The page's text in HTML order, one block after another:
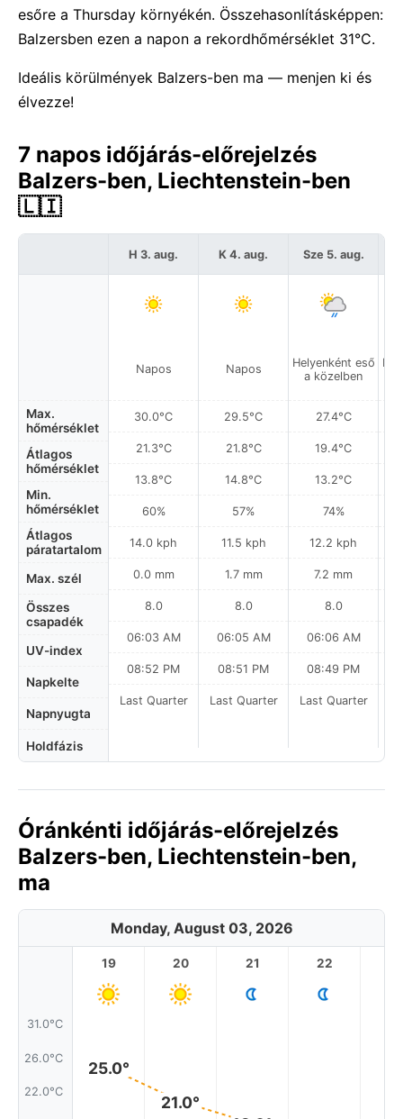
esőre a Thursday környékén. Összehasonlításképpen:
Balzersben ezen a napon a rekordhőmérséklet 31°C.
Ideális körülmények Balzers-ben ma — menjen ki és
élvezze!
7 napos időjárás-előrejelzés
Balzers-ben, Liechtenstein-ben
🇱🇮
Max.
hőmérséklet
Átlagos
hőmérséklet
Min.
hőmérséklet
Átlagos
páratartalom
Max. szél
Összes
csapadék
UV-index
Napkelte
Napnyugta
Holdfázis
H 3. aug.
Napos
30.0°C
21.3°C
13.8°C
60%
14.0 kph
0.0 mm
8.0
06:03 AM
08:52 PM
Last Quarter
K 4. aug.
Napos
29.5°C
21.8°C
14.8°C
57%
11.5 kph
1.7 mm
8.0
06:05 AM
08:51 PM
Last Quarter
Sze 5. aug.
Helyenként eső
a közelben
27.4°C
19.4°C
13.2°C
74%
12.2 kph
7.2 mm
8.0
06:06 AM
08:49 PM
Last Quarter
Óránkénti időjárás-előrejelzés
Balzers-ben, Liechtenstein-ben,
ma
Monday, August 03, 2026
31.0°C
26.0°C
22.0°C
19
25.0°
20
21.0°
21 22